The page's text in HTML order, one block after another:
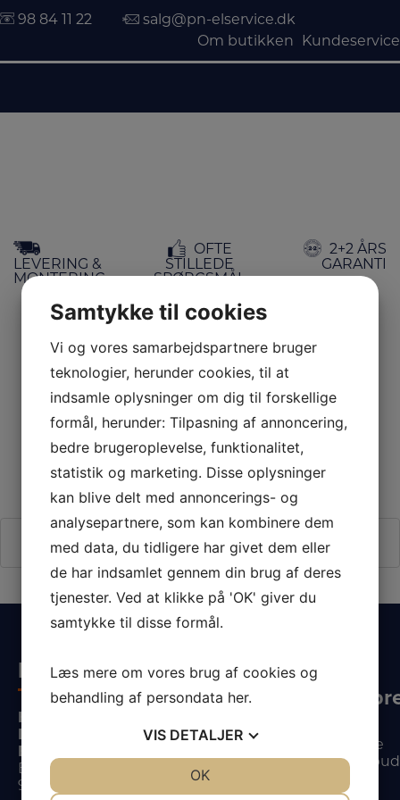
indholdet
98 84 11 22
salg@pn-elservice.dk
Om butikken
Kundeservice
LEVERING &
MONTERING
OFTE
STILLEDE
SPØRGSMÅL
2+2 ÅRS
GARANTI
Dine
favoritter
Henter dine favoritter - vent venligst
Kontaktinformation
Hvidt & Frit
Dronninglund
El & Hvidevarecenter
Bødkervej 1-3
9330 Dronninglund
Information
Levering &
montering
Ofte stillede
Tilmeld
Og få alle de
seneste
Samtykke til cookies
Vi og vores samarbejdspartnere bruger
teknologier, herunder cookies, til at
indsamle oplysninger om dig til forskellige
formål, herunder: Tilpasning af annoncering,
bedre brugeroplevelse, funktionalitet,
statistik og marketing. Disse oplysninger
kan blive delt med annoncerings- og
analysepartnere, som kan kombinere dem
med data, du tidligere har givet dem eller
de har indsamlet gennem din brug af deres
tjenester. Ved at klikke på 'OK' giver du
samtykke til disse formål.
Læs mere om vores brug af cookies og
behandling af persondata her.
VIS DETALJER
OK